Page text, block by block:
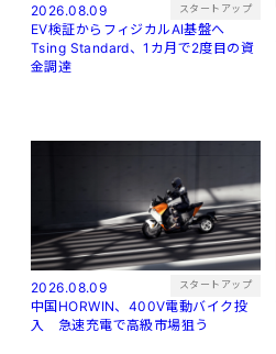
2026.08.09 スタートアップ
EV検証からフィジカルAI基盤へ
Tsing Standard、1カ月で2度目の資
金調達
2026.08.09 スタートアップ
中国HORWIN、400V電動バイク投
入 急速充電で高級市場狙う